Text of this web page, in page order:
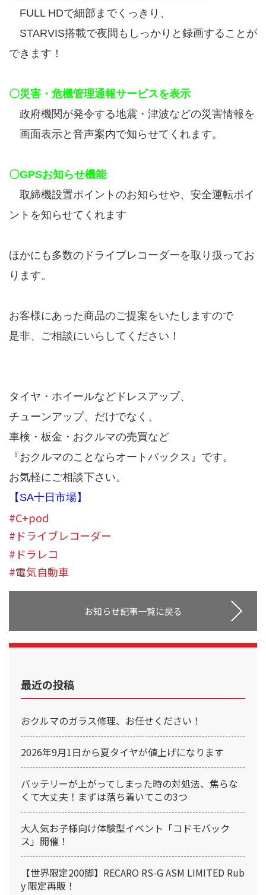
FULL HDで細部までくっきり、
STARVIS搭載で夜間もしっかりと 録画することが
できます！
〇災害・危機管理通報サービスを表示
政府機関が発令する地震・津波などの災害情報を
画面表示と音声案内で知らせてくれます。
〇GPSお知らせ機能
取締機設置ポイントのお知らせや、安全運転ポイ
ントを知らせてくれます
ほかにも多数のドライブレコーダーを取り扱ってお
ります。
お客様にあった商品のご提案をいたしますので
是非、ご相談にいらしてください！
タイヤ・ホイールなどドレスアップ、
チューンアップ、だけでなく、
車検・板金・おクルマの売買など
『おクルマのことならオートバックス』です。
お気軽にご相談下さい。
【SA十日市場】
#C+pod
#ドライブレコーダー
#ドラレコ
#電気自動車
お知らせ記事一覧に戻る
最近の投稿
おクルマのガラス修理、お任せください！
2026年9月1日から夏タイヤが値上げになります
バッテリーが上がってしまった時の対処法、焦らな
くて大丈夫！まずは落ち着いてこの3つ
大人気お子様向け体験型イベント「コドモバック
ス」開催！
【世界限定200脚】RECARO RS-G ASM LIMITED Rub
y 限定再販！